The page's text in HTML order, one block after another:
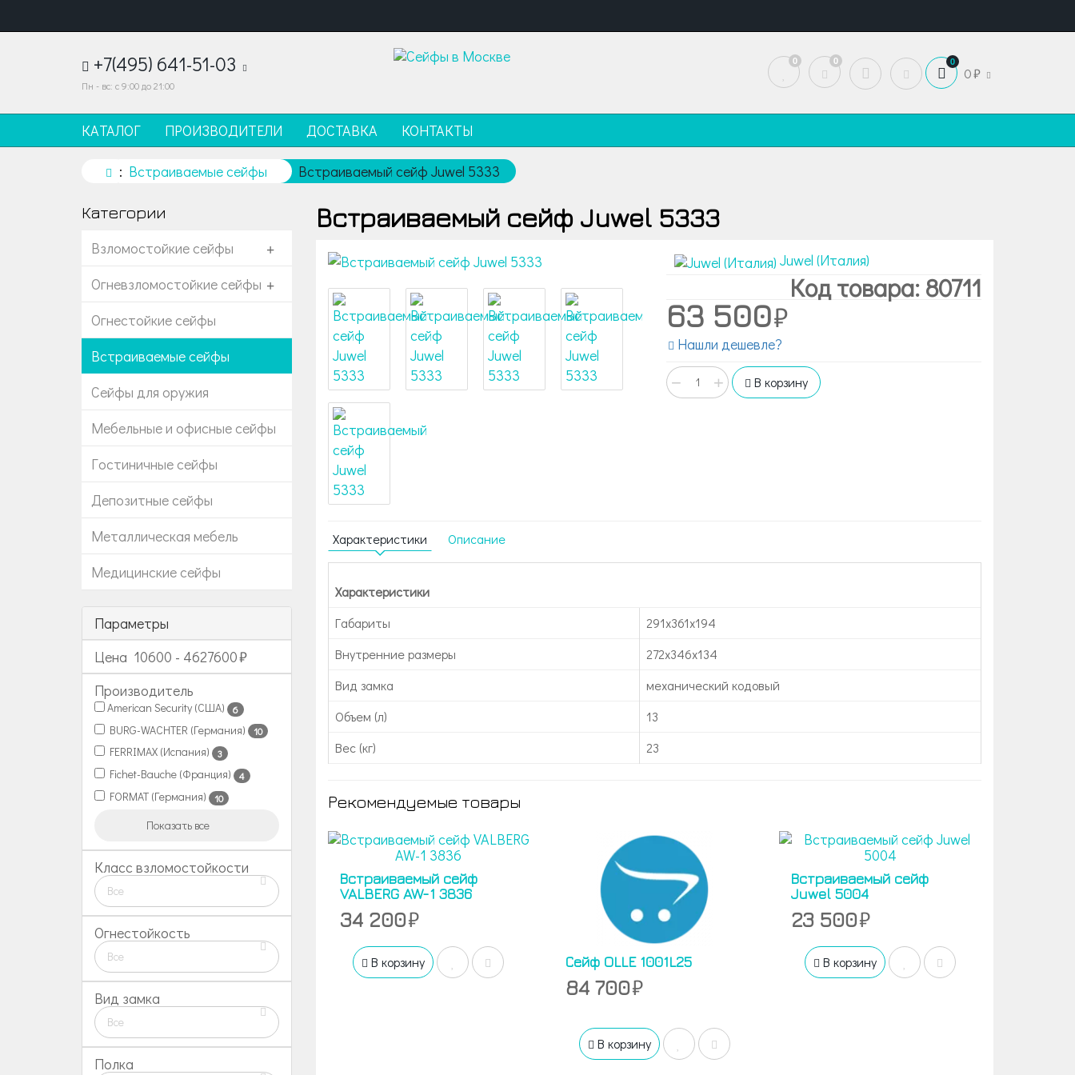
+7(495) 641-51-03
Пн - вс: с 9:00 до 21:00
0 0 0
0
КАТАЛОГ ПРОИЗВОДИТЕЛИ ДОСТАВКА КОНТАКТЫ
Встраиваемые сейфы Встраиваемый сейф Juwel 5333
Категории
Взломостойкие сейфы +
Огневзломостойкие сейфы +
Огнестойкие сейфы
Встраиваемые сейфы
Сейфы для оружия
Мебельные и офисные сейфы
Гостиничные сейфы
Депозитные сейфы
Металлическая мебель
Медицинские сейфы
Параметры
Цена 10600 - 4627600
Производитель
American Security (США) 6
BURG-WACHTER (Германия) 10
FERRIMAX (Испания) 3
Fichet-Bauche (Франция) 4
FORMAT (Германия) 10
Показать все
Класс взломостойкости
Все
Огнестойкость
Все
Вид замка
Все
Полка
Встраиваемый сейф Juwel 5333
Juwel (Италия)
Код товара: 80711
63 500
Нашли дешевле?
− + В корзину
Характеристики Описание
Характеристики
Габариты
291x361x194
Внутренние размеры
272x346x134
Вид замка
механический кодовый
Объем (л)
13
Вес (кг)
23
Рекомендуемые товары
Встраиваемый сейф
VALBERG AW-1 3836
34 200
В корзину Сейф OLLE 1001L25
84 700
В корзину
Встраиваемый сейф
Juwel 5004
23 500
В корзину